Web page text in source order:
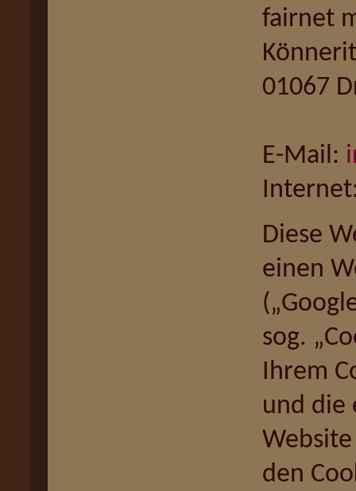
fairnet
01067
E-Mail:
Diese
einen
sog.
Ihrem
und die
den